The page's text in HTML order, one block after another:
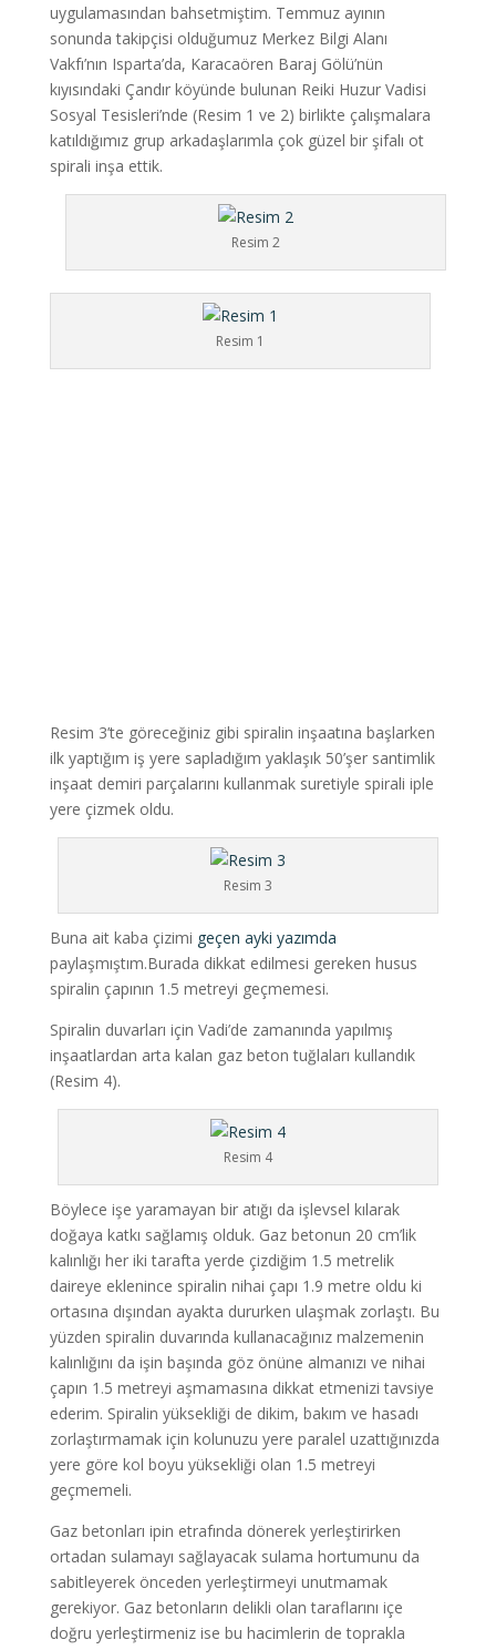
uygulamasından bahsetmiştim. Temmuz ayının
sonunda takipçisi olduğumuz Merkez Bilgi Alanı
Vakfı’nın Isparta’da, Karacaören Baraj Gölü’nün
kıyısındaki Çandır köyünde bulunan Reiki Huzur Vadisi
Sosyal Tesisleri’nde (Resim 1 ve 2) birlikte çalışmalara
katıldığımız grup arkadaşlarımla çok güzel bir şifalı ot
spirali inşa ettik.
Resim 2
Resim 1
Resim 3’te göreceğiniz gibi spiralin inşaatına başlarken
ilk yaptığım iş yere sapladığım yaklaşık 50’şer santimlik
inşaat demiri parçalarını kullanmak suretiyle spirali iple
yere çizmek oldu.
Resim 3
Buna ait kaba çizimi geçen ayki yazımda
paylaşmıştım.Burada dikkat edilmesi gereken husus
spiralin çapının 1.5 metreyi geçmemesi.
Spiralin duvarları için Vadi’de zamanında yapılmış
inşaatlardan arta kalan gaz beton tuğlaları kullandık
(Resim 4).
Resim 4
Böylece işe yaramayan bir atığı da işlevsel kılarak
doğaya katkı sağlamış olduk. Gaz betonun 20 cm’lik
kalınlığı her iki tarafta yerde çizdiğim 1.5 metrelik
daireye eklenince spiralin nihai çapı 1.9 metre oldu ki
ortasına dışından ayakta dururken ulaşmak zorlaştı. Bu
yüzden spiralin duvarında kullanacağınız malzemenin
kalınlığını da işin başında göz önüne almanızı ve nihai
çapın 1.5 metreyi aşmamasına dikkat etmenizi tavsiye
ederim. Spiralin yüksekliği de dikim, bakım ve hasadı
zorlaştırmamak için kolunuzu yere paralel uzattığınızda
yere göre kol boyu yüksekliği olan 1.5 metreyi
geçmemeli.
Gaz betonları ipin etrafında dönerek yerleştirirken
ortadan sulamayı sağlayacak sulama hortumunu da
sabitleyerek önceden yerleştirmeyi unutmamak
gerekiyor. Gaz betonların delikli olan taraflarını içe
doğru yerleştirmeniz ise bu hacimlerin de toprakla